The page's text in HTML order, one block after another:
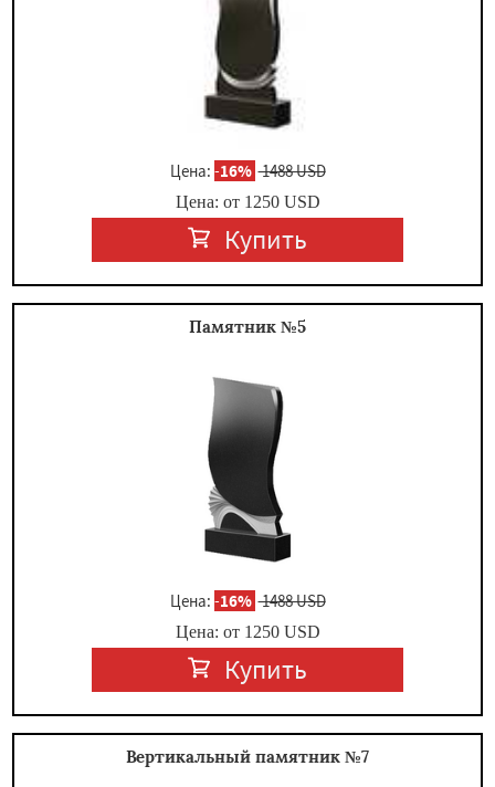
Цена: -16% 1488 USD
Цена: от 1250USD
Купить
Памятник №5
Цена: -16% 1488 USD
Цена: от 1250USD
Купить
Вертикальный памятник №7